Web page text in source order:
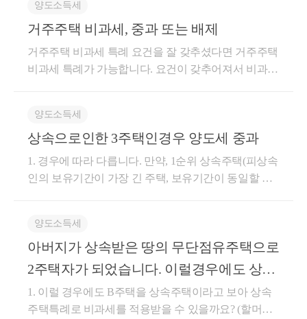
요건이 까다롭기 때문에
자세한 내용은 상담을 통해
구체적으로 검토하시면 좋을 것 같습니다.
언제든 아래 링크로 편안하게 '세금 문의' 진행해주세
요.
친절하고, 꼼꼼하게, 함께 고민해드리겠습니다.
서가세무회계 최혜경 세무사 드림.
서는이 중과세 배제 또한 엄밀히 따져볼만한 규정입니
다.상속받은 주택을 보유하고 있는 경우,요건에 잘 맞
때 전략을 잘 짜신다면각각 비과세를 받을 수 있는데
요.요건이 까다롭기 때문에자세한 내용은 상담을 통해
있으시다면언제든 아래 링크로 편안하게 '세금 문의'
습니다.긴 글 읽어주셔서 감사합니다.서가세무회계 최
혜경 세무사 드림.
세 혜택이 가능하다는 의미입니다.선순위 상속주택은
다음과 같이 판단합니다.① 피상속인의 소유기간이 가
피상속인이 상속개시일 현재 거주한 주택④ 기준시가
가 가장 높은 주택이 비과세 특례는,별도세대인 1주택
비과세 특례를 받는 경우가장 유리하게 작용됩니다.공
3항)이 비과세 특례는&lt;공동상속&gt; 받은 경우 적용
되는 특례인데요.상속주택을 형제 혹은 부모/자녀 간
공동으로 지분을 상속받는 경우가 굉장히 많은데요.이
비과세가 가능합니다.별도세대인 피상속인으로부터
상속주택을 공동으로 취득할 것주된 상속인에 해당하
지 않을 것양도일 현재 일반주택은 2년 이상 보유요건
아야 하는데요.상속 주택을 지분별로 받은 경우주된
상속인 - 소수지분권자로 나눠지게 됩니다.이 혜택은
특례 세율 적용이 가능한 경우가 있습니다.간단히 무
주택자인 상속인이주택 1채를 상속 받음으로써 1가구
1주택이 되는 경우세율 특례를 적용하여 0.8% 의 취득
세를 납부하게 됩니다.① 1가구 : 상속인과 등본상 같
이 있는 가족으로 구성된 1가구② 1주택 : 국내에 1개
은 경우 : 지분이 큰 자 기준으로 판단증여의 경우,조정
2% 까지 중과되는 부분이 있죠.구분과세표준세율상속
원칙시가표준액2.8% (농지 2.3%)특례0.8%증여원칙시
가인정액3.5%중과12%그럼 각각 특례와 / 중과가 적용
0.96% (부가세 포함) = 약 31백만원증여받는 경우, 18억
X 12.4% (부가세 포함) = 약 2억 23백만원차이가 약 2억
원 정도 나게 됩니다.특히나 상속을 앞두고 사전증여
를 하다는 절세컨설팅이 많은데모든 자산에 동일하게
적용되는 것은 아니라는 점을 꼭 말씀드리고 싶습니
다.국세인 상증세 뿐만 아니라 지방세 그리고 보유세,
08-02 현재 동일세대를 구성한 상속인이 상속받은 주
택의 경우 거주기간 제한이 없습니다.피상속인이 취득
한 시점, 동일세대를 구성한 시점을 기준으로 거주기
시 동일세대에 해당되는지 여부가 중요합니다.상속개
시당시 동일세대인 경우 : 피상속인의 취득시기부터
보유 및 거주기간을 기산합니다.상속개시당시 별도세
대인 경우 : 상속개시일부터 보유 및 거주기간을 기산
5년 기간 내에 상속주택 양도 시 양도소득세 중과배제
가 됩니다. 별도세대여부에 따라 다음과 같이 중과여
받은 주택의 양도 시다주택자인경우 중과대상입니다.
(소득세법 시행령 제155조2 적용불가, 따라서 소득세
법 시행령 제167조의3 1항 7호 중과배제규정을 적용할
터 취득한 입주자로 선정된 지위(이하“조합원입주권”)
는 최초 관리처분계획인가가 무효 또는 취소가 되지
않은 상태에서 관리처분계획변경인가가 있다 하더라
도 당초 취득한 조합원입주권의 효력은 상실되지 아니
초 주택재건축 사업계획승인일(2005.5.31.이전)이후에
조합원의 지위를 승계취득한 후 주택재건축의 시공사
가 변경되어 사업계획변경승인을 얻은 경우,「소득세
법 시행령」제154조제1항의 주택 보유기간 계산, 같은
법시행령제166제5항의 양도차익을 산정함에 있어 주
로 하는 것입니다. 서면부동산2019-192(2019.06.18)
조합원 입주권을 양도하는 경우 「소득세법 시행령」
제166조에 따른 관리처분계획인가일은 최초 관리처분
계획인가일임 서면4팀 -1864, 2004.11.18 구 주택건설촉
진법 제33조 및 동법시행령 제32조의 규정에 의하여
양도소득세
거주주택 비과세, 중과 또는 배제
거주주택 비과세 특례 요건을 잘 갖추셨다면 거주주택
비과세 특례가 가능합니다. 요건이 갖추어져서 비과세
여, 취득 관련 세금에 대해 블로그를 운영 중에 있으니,
궁금하신 내용이 있으면 블로그 https://blog.naver.com/hy
ekeong 에서 참고해주셔도 됩니다. 보다 더 자세한 내
용은 hyekeong@naver.com 또는 010-4012-0152 최혜경
양도소득세
상속으로인한 3주택인경우 양도세 중과
1. 경우에 따라 다릅니다. 만약, 1순위 상속주택(피상속
인의 보유기간이 가장 긴 주택, 보유기간이 동일할 경
지 않습니다. 참고로 양도소득세가 중과가 되려면 중
과대상 주택이 2채 이상+ 양도하는 주택이 조정지역이
어야 합니다. 중과대상 주택이란 수도권/광역시/세종
에 포함이 되며, 이외의 지역은 공시가격 3억을 초과할
때만 중과주택에 포함이 됩니다. 상속주택의 경우, 1순
양도소득세
아버지가 상속받은 땅의 무단점유주택으로
2주택자가 되었습니다. 이럴경우에도 상속
주택특례로 비과세적용이 되나요?
1. 이럴 경우에도 B주택을 상속주택이라고 보아 상속
주택특례로 비과세를 적용받을 수 있을까요? (할머니